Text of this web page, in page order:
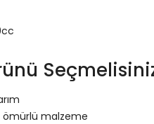
ömürlü malzeme